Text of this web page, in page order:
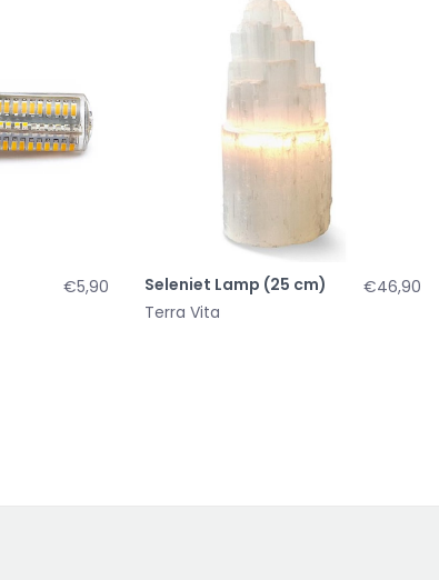
€5,90
Seleniet Lamp (25 cm)
Terra Vita
€46,90